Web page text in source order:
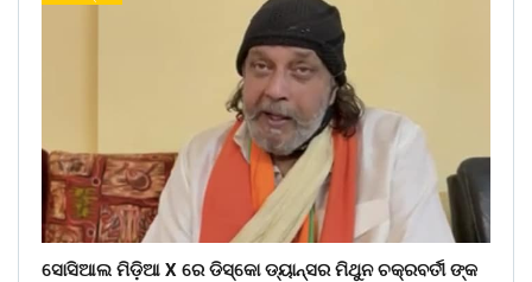
ସୋସିଆଲ ମିଡ଼ିଆ X ରେ ଡିସ୍କୋ ଡ୍ୟାନ୍ସର ମିଥୁନ ଚକ୍ରବର୍ତୀ ଙ୍କ